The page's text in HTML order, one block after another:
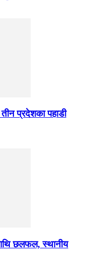
प्रदेशका पहाडी
छलफल, स्थानीय